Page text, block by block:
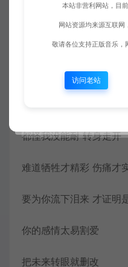
我有什么好悲哀
你只要被期待
不要真正去爱 OH NO
都怪我没能耐 转身走开
难道牺牲才精彩 伤痛才
要为你流下泪来 才证明
你的感情太易割爱
把未来转眼就删改
本站非营利网站，目
网站资源均来源互联网
敬请各位支持正版音乐，
访问老站